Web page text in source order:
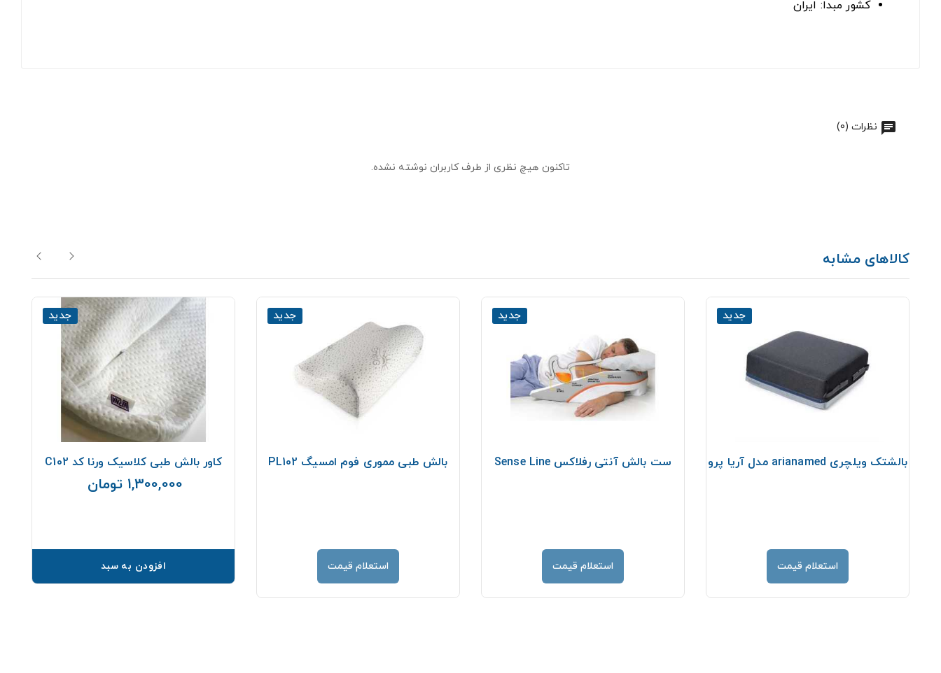
کشور مبدا: ایران
نظرات (0)
تاکنون هیچ نظری از طرف کاربران نوشته نشده.
کالاهای مشابه
جدید
بالشتک ویلچری arianamed مدل آریا پرو
استعلام قیمت
جدید
ست بالش آنتی رفلاکس Sense Line
استعلام قیمت
جدید
بالش طبی مموری فوم امسیگ PL102
استعلام قیمت
جدید
کاور بالش طبی کلاسیک ورنا کد C102
1,300,000 تومان
افزودن به سبد